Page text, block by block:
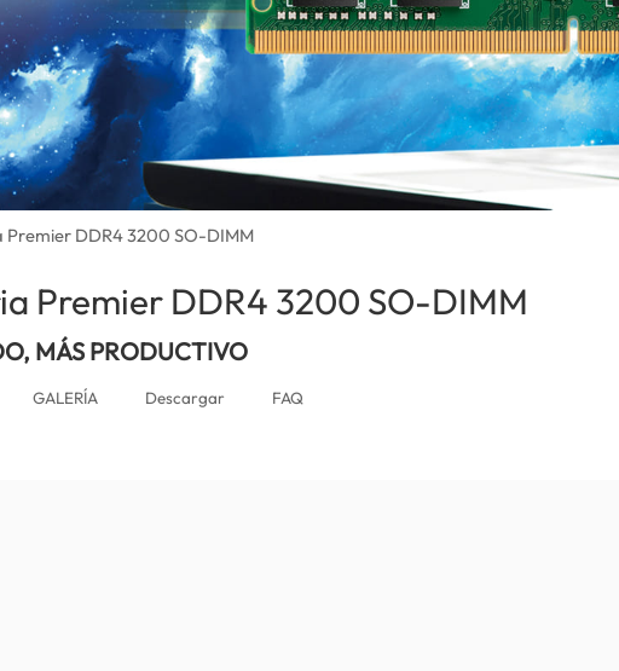
Premier DDR4 3200 SO-DIMM
Premier DDR4 3200 SO-DIMM
MÁS PRODUCTIVO
GALERÍA Descargar FAQ